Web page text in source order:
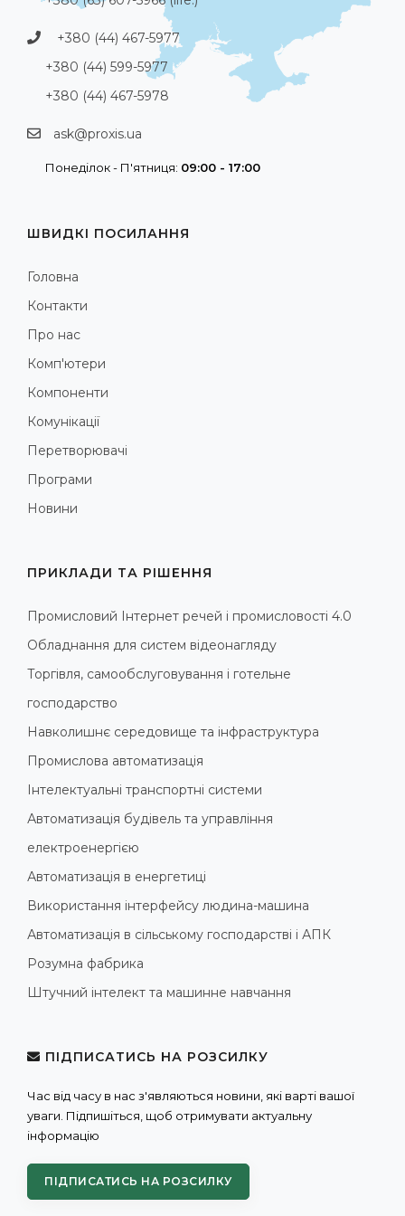
+380 (44) 467-5977
+380 (44) 599-5977
+380 (44) 467-5978
ask@proxis.ua
Понеділок - П'ятниця: 09:00 - 17:00
ШВИДКІ ПОСИЛАННЯ
Головна
Контакти
Про нас
Комп'ютери
Компоненти
Комунікації
Перетворювачі
Програми
Новини
ПРИКЛАДИ ТА РІШЕННЯ
Промисловий Інтернет речей і промисловості 4.0
Обладнання для систем відеонагляду
Торгівля, самообслуговування і готельне
господарство
Навколишнє середовище та інфраструктура
Промислова автоматизація
Інтелектуальні транспортні системи
Автоматизація будівель та управління
електроенергією
Автоматизація в енергетиці
Використання інтерфейсу людина-машина
Автоматизація в сільському господарстві і АПК
Розумна фабрика
Штучний інтелект та машинне навчання
ПІДПИСАТИСЬ НА РОЗСИЛКУ
Час від часу в нас з'являються новини, які варті вашої
уваги. Підпишіться, щоб отримувати актуальну
інформацію
ПІДПИСАТИСЬ НА РОЗСИЛКУ